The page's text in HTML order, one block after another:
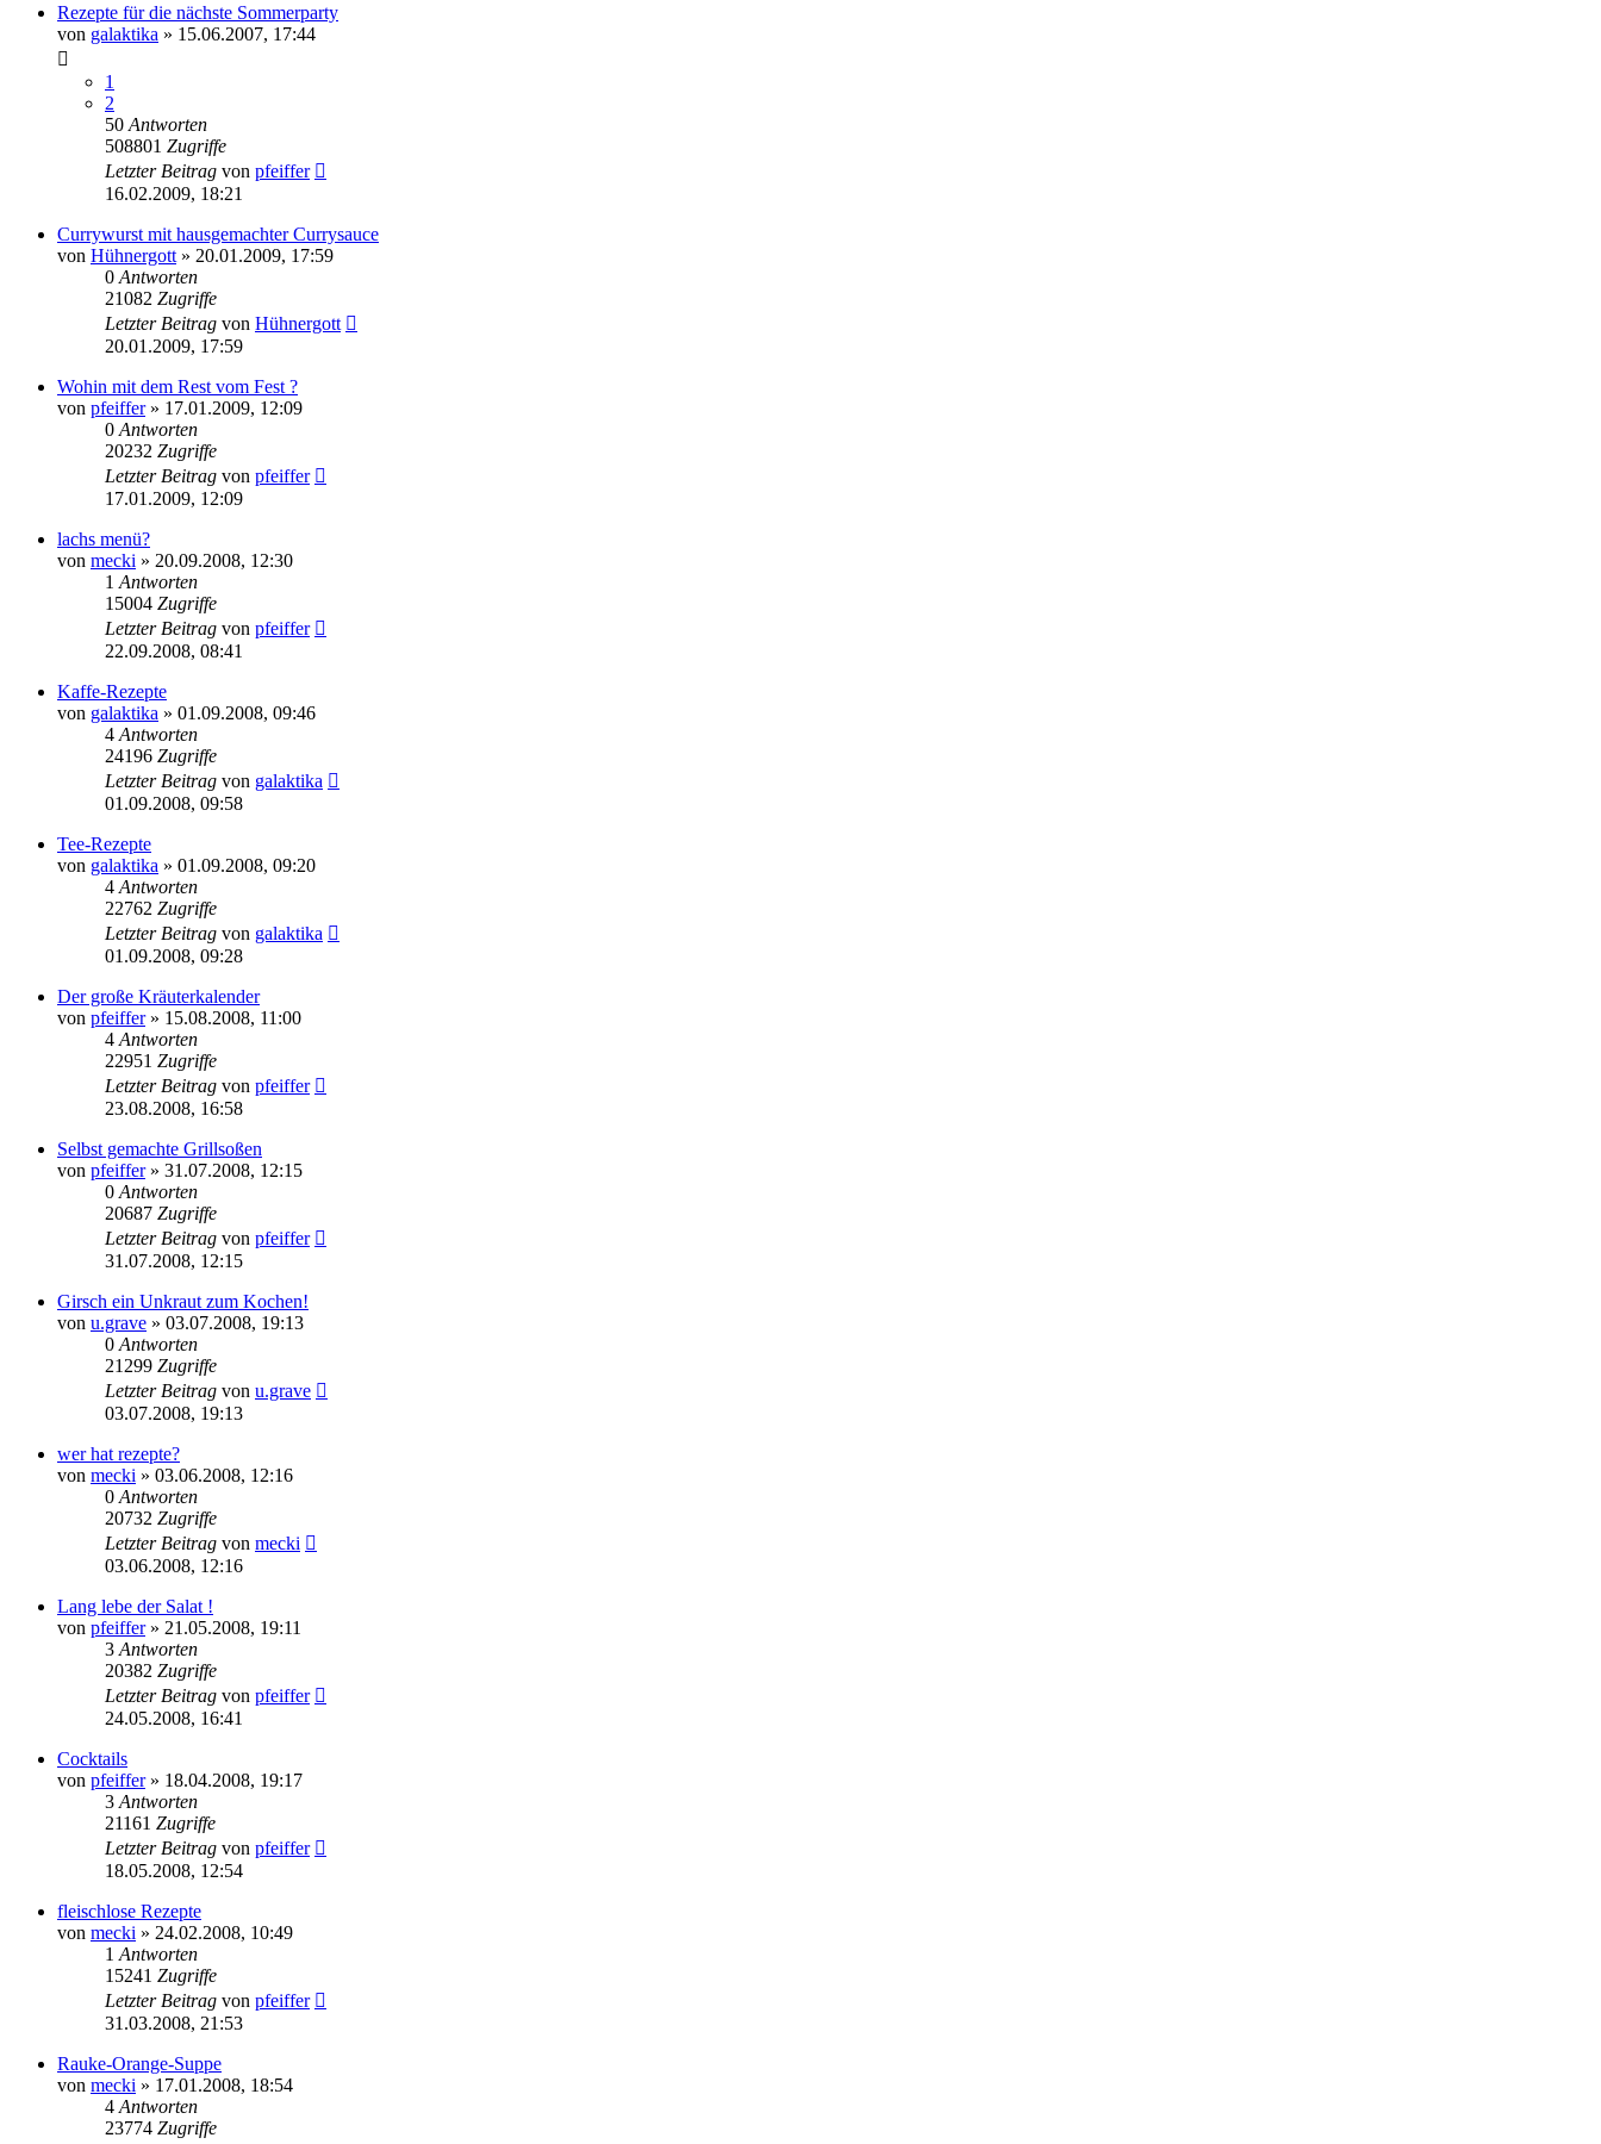
Rezepte für die nächste Sommerparty
von galaktika » 15.06.2007, 17:44
1
2
50 Antworten
508801 Zugriffe
Letzter Beitrag von pfeiffer
16.02.2009, 18:21
Currywurst mit hausgemachter Currysauce
von Hühnergott » 20.01.2009, 17:59
0 Antworten
21082 Zugriffe
Letzter Beitrag von Hühnergott
20.01.2009, 17:59
Wohin mit dem Rest vom Fest ?
von pfeiffer» 17.01.2009, 12:09
0 Antworten
20232 Zugriffe
Letzter Beitrag von pfeiffer
17.01.2009, 12:09
lachs menü?
von mecki » 20.09.2008, 12:30
1 Antworten
15004 Zugriffe
Letzter Beitrag von pfeiffer
22.09.2008, 08:41
Kaffe-Rezepte
von galaktika » 01.09.2008, 09:46
4 Antworten
24196 Zugriffe
Letzter Beitrag von galaktika
01.09.2008, 09:58
Tee-Rezepte
von galaktika » 01.09.2008, 09:20
4 Antworten
22762 Zugriffe
Letzter Beitrag von galaktika
01.09.2008, 09:28
Der große Kräuterkalender
von pfeiffer» 15.08.2008, 11:00
4 Antworten
22951 Zugriffe
Letzter Beitrag von pfeiffer
23.08.2008, 16:58
Selbst gemachte Grillsoßen
von pfeiffer» 31.07.2008, 12:15
0 Antworten
20687 Zugriffe
Letzter Beitrag von pfeiffer
31.07.2008, 12:15
Girsch ein Unkraut zum Kochen!
von u.grave » 03.07.2008, 19:13
0 Antworten
21299 Zugriffe
Letzter Beitrag von u.grave
03.07.2008, 19:13
wer hat rezepte?
von mecki » 03.06.2008, 12:16
0 Antworten
20732 Zugriffe
Letzter Beitrag von mecki
03.06.2008, 12:16
Lang lebe der Salat !
von pfeiffer» 21.05.2008, 19:11
3 Antworten
20382 Zugriffe
Letzter Beitrag von pfeiffer
24.05.2008, 16:41
Cocktails
von pfeiffer» 18.04.2008, 19:17
3 Antworten
21161 Zugriffe
Letzter Beitrag von pfeiffer
18.05.2008, 12:54
fleischlose Rezepte
von mecki » 24.02.2008, 10:49
1 Antworten
15241 Zugriffe
Letzter Beitrag von pfeiffer
31.03.2008, 21:53
Rauke-Orange-Suppe
von mecki » 17.01.2008, 18:54
4 Antworten
23774 Zugriffe